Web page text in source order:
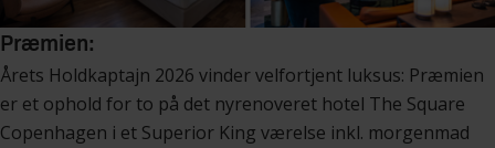
Præmien:
Årets Holdkaptajn 2026 vinder velfortjent luksus: Præmien
er et ophold for to på det nyrenoveret hotel The Square
Copenhagen i et Superior King værelse inkl. morgenmad